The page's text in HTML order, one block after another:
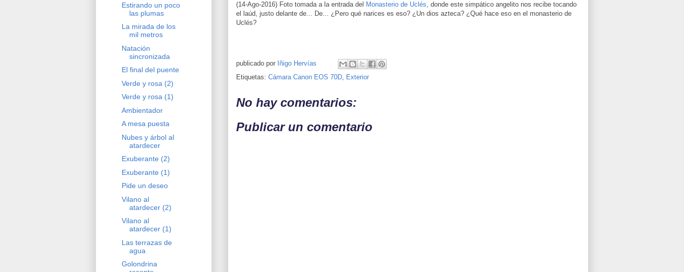
(14-Ago-2016) Foto tomada a la entrada del Monasterio de Uclés, donde este simpático angelito nos recibe tocando
el laúd, justo delante de... De... ¿Pero qué narices es eso? ¿Un dios azteca? ¿Qué hace eso en el monasterio de
Uclés?
publicado por Iñigo Hervías
Etiquetas: Cámara Canon EOS 70D, Exterior
No hay comentarios:
Publicar un comentario
Estirando un poco
las plumas
La mirada de los
mil metros
Natación
sincronizada
El final del puente
Verde y rosa (2)
Verde y rosa (1)
Ambientador
A mesa puesta
Nubes y árbol al
atardecer
Exuberante (2)
Exuberante (1)
Pide un deseo
Vilano al
atardecer (2)
Vilano al
atardecer (1)
Las terrazas de
agua
Golondrina